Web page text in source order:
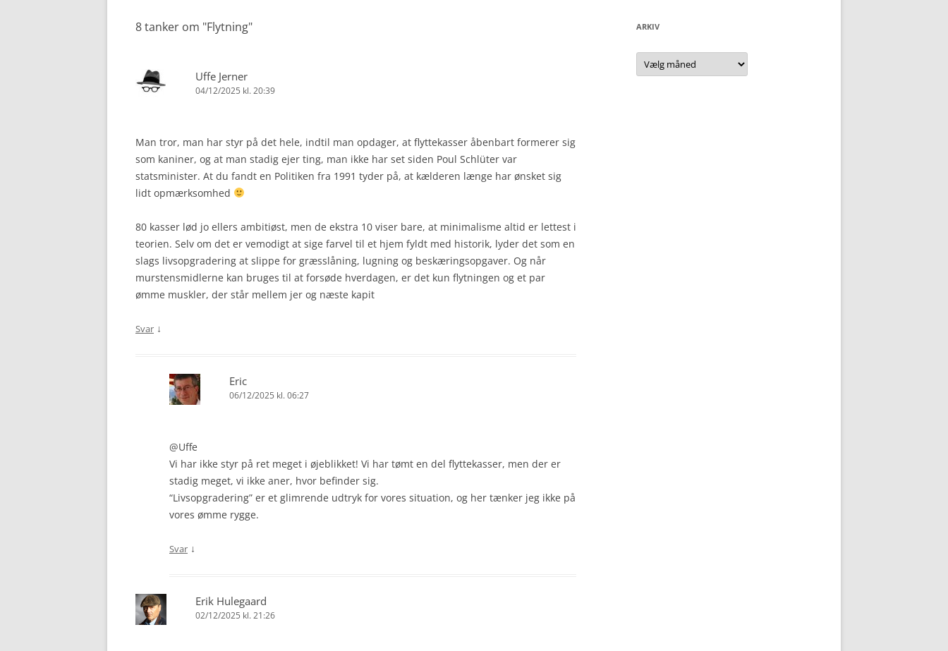
8 tanker om "Flytning"
Uffe Jerner
04/12/2025 kl. 20:39
Man tror, man har styr på det hele, indtil man opdager, at flyttekasser åbenbart formerer sig
som kaniner, og at man stadig ejer ting, man ikke har set siden Poul Schlüter var
statsminister. At du fandt en Politiken fra 1991 tyder på, at kælderen længe har ønsket sig
lidt opmærksomhed
80 kasser lød jo ellers ambitiøst, men de ekstra 10 viser bare, at minimalisme altid er lettest i
teorien. Selv om det er vemodigt at sige farvel til et hjem fyldt med historik, lyder det som en
slags livsopgradering at slippe for græsslåning, lugning og beskæringsopgaver. Og når
murstensmidlerne kan bruges til at forsøde hverdagen, er det kun flytningen og et par
ømme muskler, der står mellem jer og næste kapit
Svar ↓
Eric
06/12/2025 kl. 06:27
@Uffe
Vi har ikke styr på ret meget i øjeblikket! Vi har tømt en del flyttekasser, men der er
stadig meget, vi ikke aner, hvor befinder sig.
“Livsopgradering” er et glimrende udtryk for vores situation, og her tænker jeg ikke på
vores ømme rygge.
Svar ↓
Erik Hulegaard
02/12/2025 kl. 21:26
ARKIV
Arkiv